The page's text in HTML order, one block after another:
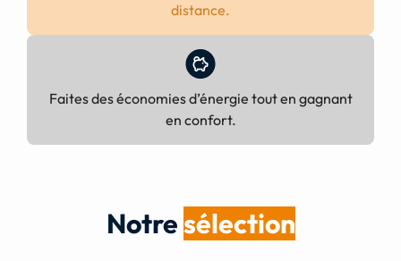
distance.
Faites des économies d’énergie tout en gagnant
en confort.
Notresélection